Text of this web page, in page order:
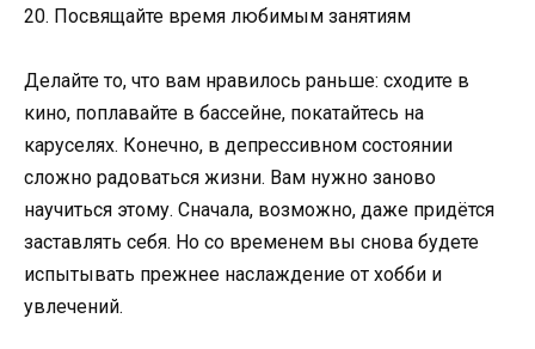
20. Посвящайте время любимым занятиям
Делайте то, что вам нравилось раньше: сходите в
кино, поплавайте в бассейне, покатайтесь на
каруселях. Конечно, в депрессивном состоянии
сложно радоваться жизни. Вам нужно заново
научиться этому. Сначала, возможно, даже придётся
заставлять себя. Но со временем вы снова будете
испытывать прежнее наслаждение от хобби и
увлечений.